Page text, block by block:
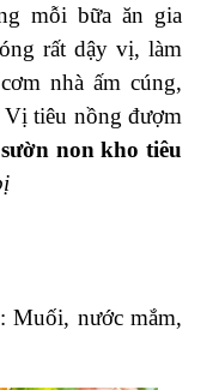
mỗi bữa ăn gia
rất dậy vị, làm
nhà ấm cúng,
tiêu nồng đượm
sườn non kho tiêu
Muối, nước mắm,